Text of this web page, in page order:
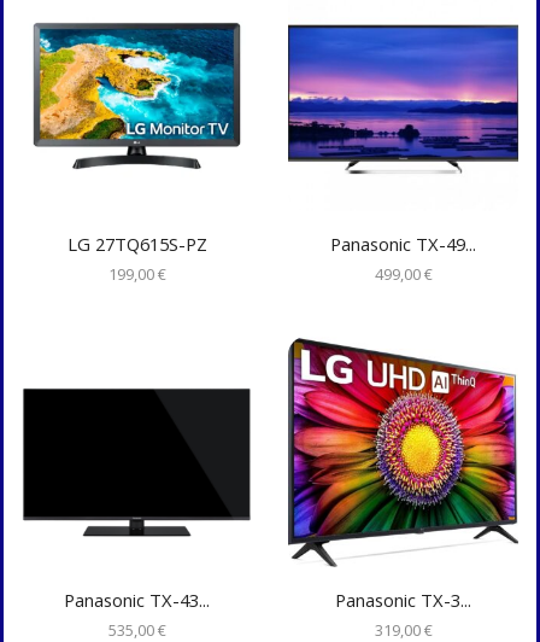
LG 27TQ615S-PZ
199,00€
Panasonic TX-49...
499,00€
Panasonic TX-43...
535,00€
Panasonic TX-3...
319,00€